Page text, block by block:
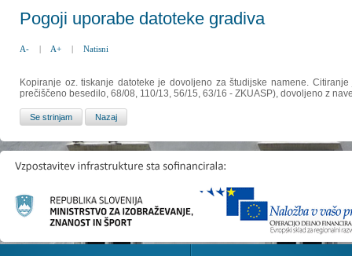
Pogoji uporabe datoteke gradiva
A- | A+ | Natisni
Kopiranje oz. tiskanje datoteke je dovoljeno za študijske namene.
prečiščeno besedilo, 68/08, 110/13, 56/15, 63/16 - ZKUASP), dovoljeno z